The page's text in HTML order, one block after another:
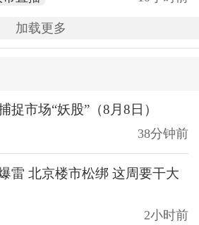
加载更多
捉市场“妖股”（8月8日）
38分钟前
雷 北京楼市松绑 这周要干大
2小时前